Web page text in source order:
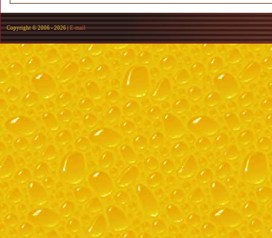
Copyright © 2006 -2026 |E-mail